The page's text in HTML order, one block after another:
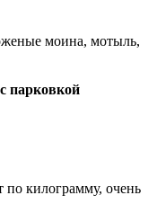
моина, мотыль,
парковкой
килограмму, очень